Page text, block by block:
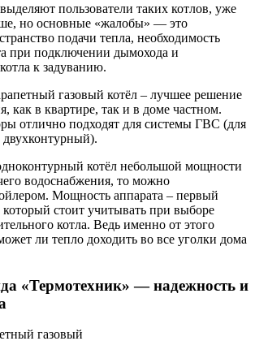
пользователи таких котлов, уже
но основные «жалобы» — это
подачи тепла, необходимость
при подключении дымохода и
к задуванию.
газовый котёл – лучшее решение
как в квартире, так и в доме частном.
отлично подходят для системы ГВС (для
двухконтурный).
котёл небольшой мощности
водоснабжения, то можно
Мощность аппарата – первый
стоит учитывать при выборе
котла. Ведь именно от этого
ли тепло доходить во все уголки дома
«Термотехник» — надежность и